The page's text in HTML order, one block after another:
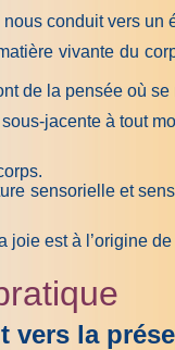
conduit vers
vivante du
de la pensée où se
jacente à tout
sensorielle et
est à l’origine
vers la